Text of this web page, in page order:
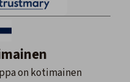
on kotimainen